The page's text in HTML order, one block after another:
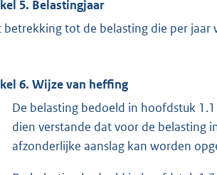
5. Belastingjaar
betrekking tot de belasting die per jaar
6. Wijze van heffing
De belasting bedoeld in hoofdstuk
dien verstande dat voor de belasting
afzonderlijke aanslag kan worden